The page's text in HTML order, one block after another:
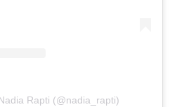
Rapti (@nadia_rapti)